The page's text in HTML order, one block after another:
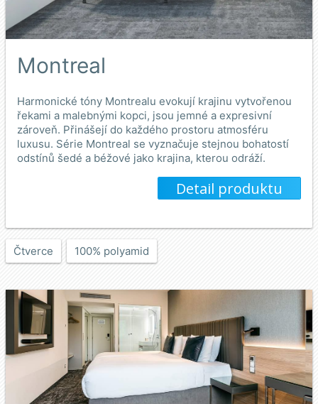
Montreal
Harmonické tóny Montrealu evokují krajinu vytvořenou
řekami a malebnými kopci, jsou jemné a expresivní
zároveň. Přinášejí do každého prostoru atmosféru
luxusu. Série Montreal se vyznačuje stejnou bohatostí
odstínů šedé a béžové jako krajina, kterou odráží.
Detail produktu
Čtverce 100% polyamid